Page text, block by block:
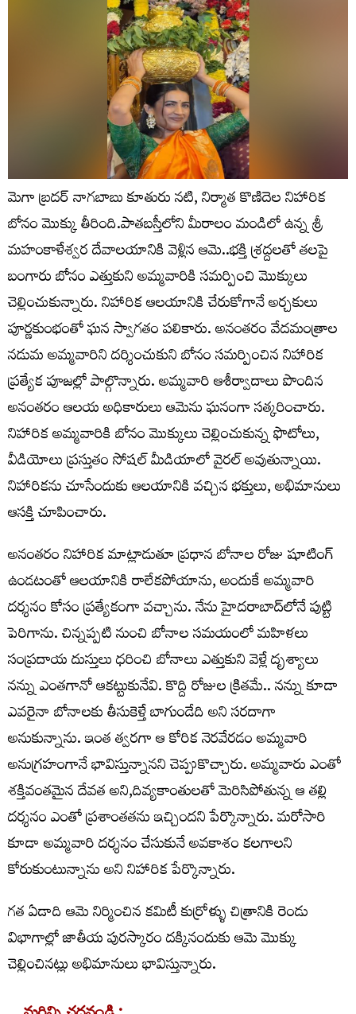
మెగా బ్రదర్ నాగబాబు కూతురు నటి, నిర్మాత కొణిదెల నిహారిక
బోనం మొక్కు తీరింది.పాతబస్తీలోని మీరాలం మండిలో ఉన్న శ్రీ
మహంకాళేశ్వర దేవాలయానికి వెళ్లిన ఆమె..భక్తి శ్రద్దలతో తలపై
బంగారు బోనం ఎత్తుకుని అమ్మవారికి సమర్పించి మొక్కులు
చెల్లించుకున్నారు. నిహారిక ఆలయానికి చేరుకోగానే అర్చకులు
పూర్ణకుంభంతో ఘన స్వాగతం పలికారు. అనంతరం వేదమంత్రాల
నడుమ అమ్మవారిని దర్శించుకుని బోనం సమర్పించిన నిహారిక
ప్రత్యేక పూజల్లో పాల్గొన్నారు. అమ్మవారి ఆశీర్వాదాలు పొందిన
అనంతరం ఆలయ అధికారులు ఆమెను ఘనంగా సత్కరించారు.
నిహారిక అమ్మవారికి బోనం మొక్కులు చెల్లించుకున్న ఫొటోలు,
వీడియోలు ప్రస్తుతం సోషల్ మీడియాలో వైరల్ అవుతున్నాయి.
నిహారికను చూసేందుకు ఆలయానికి వచ్చిన భక్తులు, అభిమానులు
ఆసక్తి చూపించారు.
అనంతరం నిహారిక మాట్లాడుతూ ప్రధాన బోనాల రోజు షూటింగ్
ఉండటంతో ఆలయానికి రాలేకపోయాను, అందుకే అమ్మవారి
దర్శనం కోసం ప్రత్యేకంగా వచ్చాను. నేను హైదరాబాద్‌లోనే పుట్టి
పెరిగాను. చిన్నప్పటి నుంచి బోనాల సమయంలో మహిళలు
సంప్రదాయ దుస్తులు ధరించి బోనాలు ఎత్తుకుని వెళ్లే దృశ్యాలు
నన్ను ఎంతగానో ఆకట్టుకునేవి. కొద్ది రోజుల క్రితమే.. నన్ను కూడా
ఎవరైనా బోనాలకు తీసుకెళ్తే బాగుండేది అని సరదాగా
అనుకున్నాను. ఇంత త్వరగా ఆ కోరిక నెరవేరడం అమ్మవారి
అనుగ్రహంగానే భావిస్తున్నానని చెప్పుకొచ్చారు. అమ్మవారు ఎంతో
శక్తివంతమైన దేవత అని,దివ్యకాంతులతో మెరిసిపోతున్న ఆ తల్లి
దర్శనం ఎంతో ప్రశాంతతను ఇచ్చిందని పేర్కొన్నారు. మరోసారి
కూడా అమ్మవారి దర్శనం చేసుకునే అవకాశం కలగాలని
కోరుకుంటున్నాను అని నిహారిక పేర్కొన్నారు.
గత ఏడాది ఆమె నిర్మించిన కమిటీ కుర్రోళ్ళు చిత్రానికి రెండు
విభాగాల్లో జాతీయ పురస్కారం దక్కినందుకు ఆమె మొక్కు
చెల్లించినట్లు అభిమానులు భావిస్తున్నారు.